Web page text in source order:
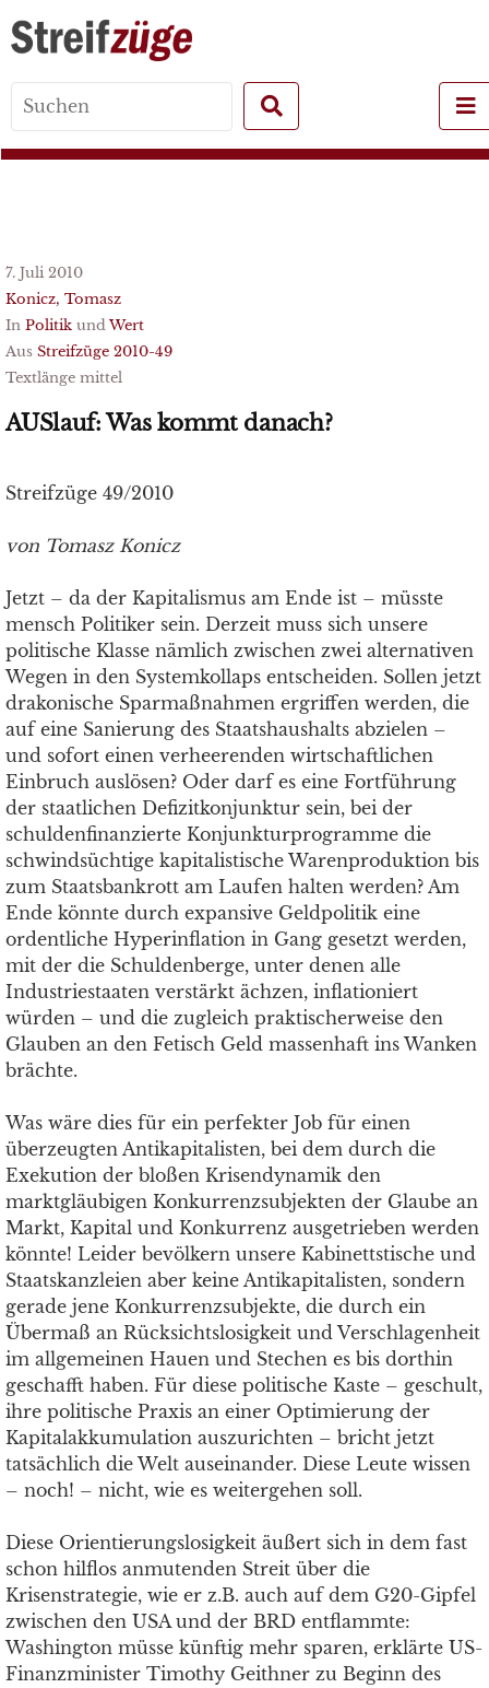
for:
7. Juli 2010
Konicz, Tomasz
In Politik undWert
Aus Streifzüge 2010-49
Textlänge mittel
AUSlauf: Was kommt danach?
Streifzüge 49/2010
von Tomasz Konicz
Jetzt – da der Kapitalismus am Ende ist – müsste
mensch Politiker sein. Derzeit muss sich unsere
politische Klasse nämlich zwischen zwei alternativen
Wegen in den Systemkollaps entscheiden. Sollen jetzt
drakonische Sparmaßnahmen ergriffen werden, die
auf eine Sanierung des Staatshaushalts abzielen –
und sofort einen verheerenden wirtschaftlichen
Einbruch auslösen? Oder darf es eine Fortführung
der staatlichen Defizitkonjunktur sein, bei der
schuldenfinanzierte Konjunkturprogramme die
schwindsüchtige kapitalistische Warenproduktion bis
zum Staatsbankrott am Laufen halten werden? Am
Ende könnte durch expansive Geldpolitik eine
ordentliche Hyperinflation in Gang gesetzt werden,
mit der die Schuldenberge, unter denen alle
Industriestaaten verstärkt ächzen, inflationiert
würden – und die zugleich praktischerweise den
Glauben an den Fetisch Geld massenhaft ins Wanken
brächte.
Was wäre dies für ein perfekter Job für einen
überzeugten Antikapitalisten, bei dem durch die
Exekution der bloßen Krisendynamik den
marktgläubigen Konkurrenzsubjekten der Glaube an
Markt, Kapital und Konkurrenz ausgetrieben werden
könnte! Leider bevölkern unsere Kabinettstische und
Staatskanzleien aber keine Antikapitalisten, sondern
gerade jene Konkurrenzsubjekte, die durch ein
Übermaß an Rücksichtslosigkeit und Verschlagenheit
im allgemeinen Hauen und Stechen es bis dorthin
geschafft haben. Für diese politische Kaste – geschult,
ihre politische Praxis an einer Optimierung der
Kapitalakkumulation auszurichten – bricht jetzt
tatsächlich die Welt auseinander. Diese Leute wissen
– noch! – nicht, wie es weitergehen soll.
Diese Orientierungslosigkeit äußert sich in dem fast
schon hilflos anmutenden Streit über die
Krisenstrategie, wie er z.B. auch auf dem G20-Gipfel
zwischen den USA und der BRD entflammte:
Washington müsse künftig mehr sparen, erklärte US-
Finanzminister Timothy Geithner zu Beginn des